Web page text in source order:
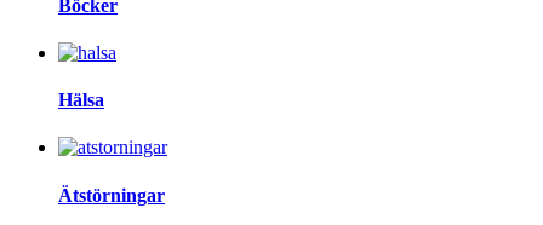
Böcker
Hälsa
Ätstörningar